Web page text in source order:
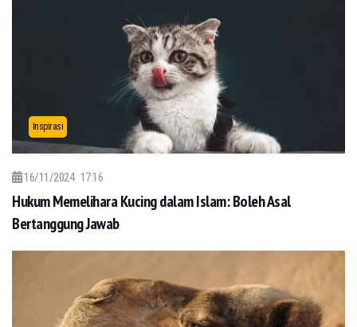
Inspirasi
16/11/2024 17:16
Hukum Memelihara Kucing dalam Islam: Boleh Asal
Bertanggung Jawab